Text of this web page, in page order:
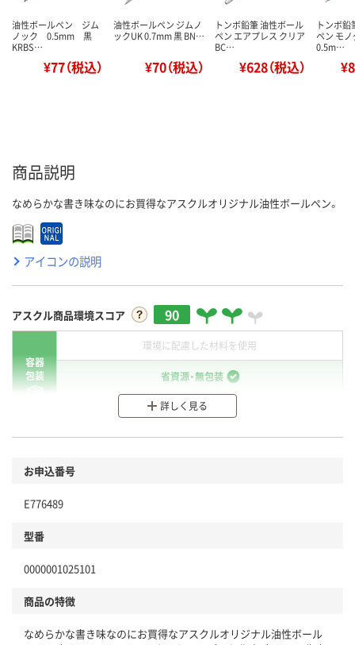
油性ボールペン ジム
ノック 0.5mm 黒
KRBS…
¥77（税込）
油性ボールペン ジムノ
ックUK 0.7mm 黒 BN…
¥70（税込）
トンボ鉛筆 油性ボール
ペン エアプレス クリア
BC…
¥628（税込）
トンボ鉛
ペン モ
0.5m…
商品説明
なめらかな書き味なのにお買得なアスクルオリジナル油性ボールペン。
アイコンの説明
アスクル商品環境スコア 90
容器
包装
環境に配慮した材料を使用
省資源・無包装
分別・リサイクルしやすい設計
商品
本体
仕組
詳しく見る
お申込番号
E776489
型番
0000001025101
商品の特徴
なめらかな書き味なのにお買得なアスクルオリジナル油性ボール